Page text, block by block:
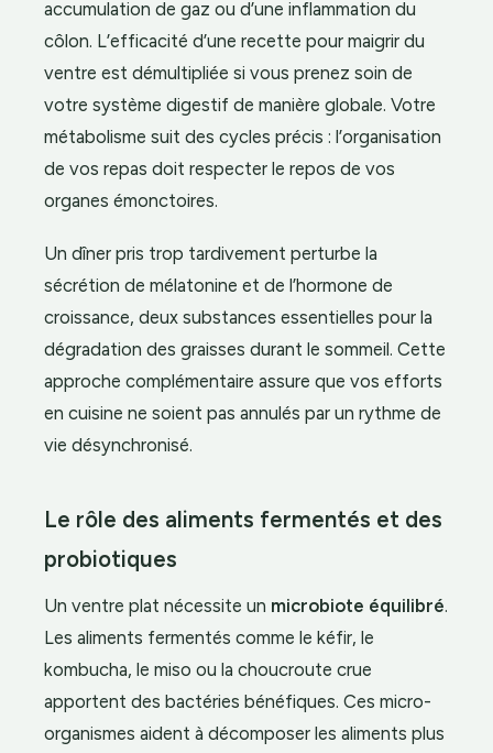
accumulation de gaz ou d’une inflammation du
côlon. L’efficacité d’une recette pour maigrir du
ventre est démultipliée si vous prenez soin de
votre système digestif de manière globale. Votre
métabolisme suit des cycles précis : l’organisation
de vos repas doit respecter le repos de vos
organes émonctoires.
Un dîner pris trop tardivement perturbe la
sécrétion de mélatonine et de l’hormone de
croissance, deux substances essentielles pour la
dégradation des graisses durant le sommeil. Cette
approche complémentaire assure que vos efforts
en cuisine ne soient pas annulés par un rythme de
vie désynchronisé.
Le rôle des aliments fermentés et des
probiotiques
Un ventre plat nécessite un microbiote équilibré.
Les aliments fermentés comme le kéfir, le
kombucha, le miso ou la choucroute crue
apportent des bactéries bénéfiques. Ces micro-
organismes aident à décomposer les aliments plus